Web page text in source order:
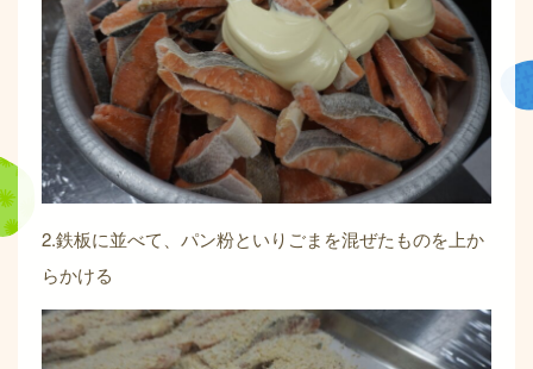
2.鉄板に並べて、パン粉といりごまを混ぜたものを上か
らかける